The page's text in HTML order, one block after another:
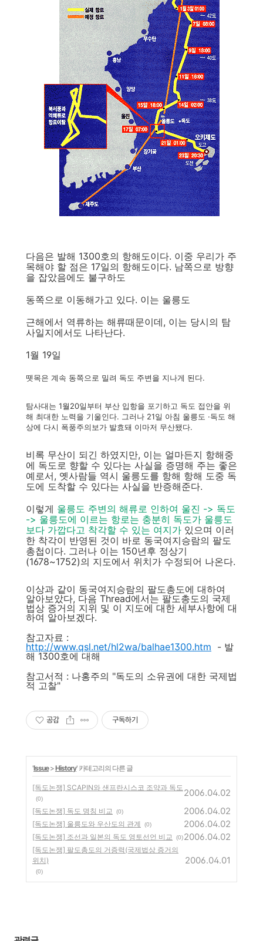
다음은 발해 1300호의 항해도이다. 이중 우리가 주
목해야 할 점은 17일의 항해도이다. 남쪽으로 방향
을 잡았음에도 불구하도
동쪽으로 이동해가고 있다. 이는 울릉도
근해에서 역류하는 해류때문이데, 이는 당시의 탐
사일지에서도 나타난다.
1월 19일
뗏목은 계속 동쪽으로 밀려 독도 주변을 지나게 된다.
탐사대는 1월20일부터 부산 입항을 포기하고 독도 접안을 위
해 최대한 노력을 기울인다. 그러나 21일 아침 울릉도 ·독도 해
상에 다시 폭풍주의보가 발효돼 이마저 무산됐다.
비록 무산이 되긴 하였지만, 이는 얼마든지 항해중
에 독도로 향할 수 있다는 사실을 증명해 주는 좋은
예로서, 옛사람들 역시 울릉도를 항해 항해 도중 독
도에 도착할 수 있다는 사실을 반증해준다.
이렇게 울릉도 주변의 해류로 인하여 울진 -> 독도
-> 울릉도에 이르는 항로는 충분히 독도가 울릉도
보다 가깝다고 착각할 수 있는 여지가 있으며 이러
한 착각이 반영된 것이 바로 동국여지승람의 팔도
총첩이다. 그러나 이는 150년후 정상기
(1678~1752)의 지도에서 위치가 수정되어 나온다.
이상과 같이 동국여지승람의 팔도총도에 대하여
알아보았다, 다음 Thread에서는 팔도총도의 국제
법상 증거의 지위 및 이 지도에 대한 세부사항에 대
하여 알아보겠다.
참고자료 :
http://www.qsl.net/hl2wa/balhae1300.htm - 발
해 1300호에 대해
참고서적 : 나홍주의 "독도의 소유권에 대한 국제법
적 고찰"
공감 구독하기
'Issue>History' 카테고리의 다른 글
[독도논쟁] SCAPIN와 샌프란시스코 조약과 독도
(0)
2006.04.02
[독도논쟁] 독도 명칭 비교 (0) 2006.04.02
[독도논쟁] 울릉도와 우산도의 관계 (0) 2006.04.02
[독도논쟁] 조선과 일본의 독도 영토선언 비교 (0)2006.04.02
[독도논쟁] 팔도총도의 거증력(국제법상 증거의
위치)
(0)
2006.04.01